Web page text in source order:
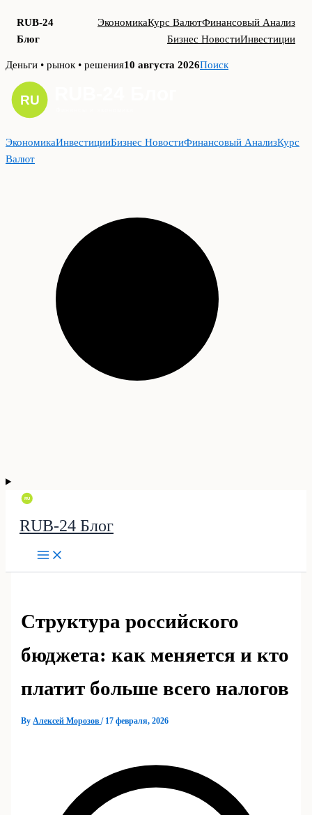
RUB-24
Блог
ЭкономикаКурс ВалютФинансовый Анализ
Бизнес НовостиИнвестиции
Skip
content
Деньги • рынок • решения10 августа 2026Поиск
ЭкономикаИнвестицииБизнес НовостиФинансовый АнализКурс
Валют
RUB-24 Блог
Структура российского
бюджета: как меняется и кто
платит больше всего налогов
By Алексей Морозов/ 17 февраля, 2026